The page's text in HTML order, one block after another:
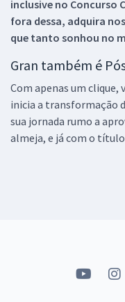
inclusive no Concurso
fora dessa, adquira
que tanto sonhou no
Gran também é
Com apenas um clique,
inicia a transformação
sua jornada rumo a
almeja, e já com o